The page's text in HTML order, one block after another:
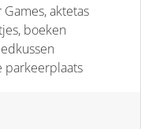
aktetas
boeken
parkeerplaats